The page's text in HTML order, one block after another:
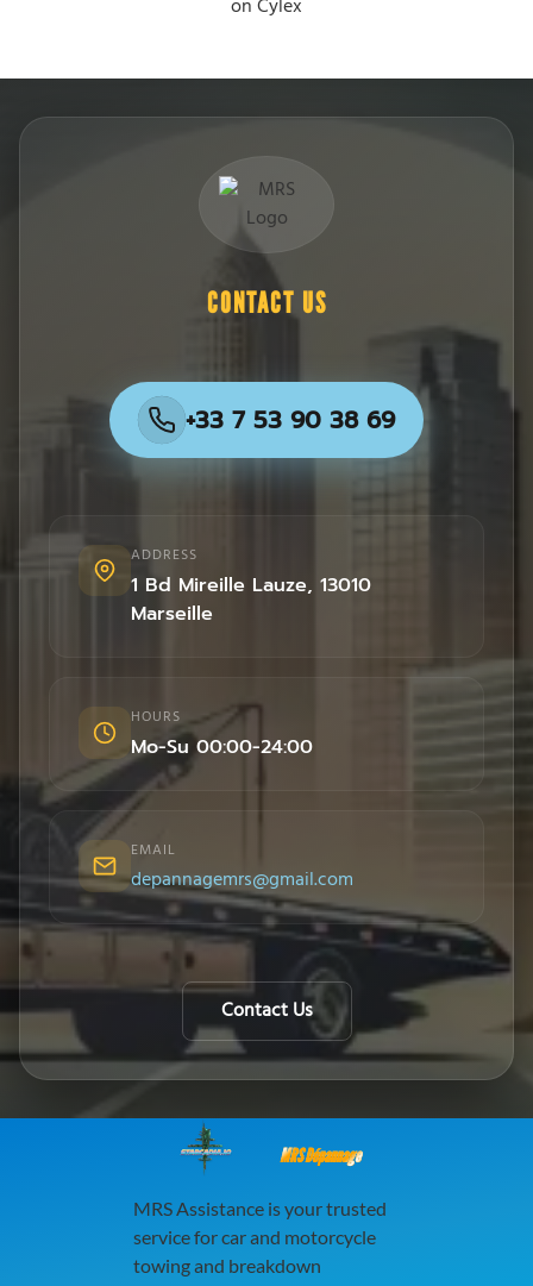
CONTACT US
+33 7 53 90 38 69
ADDRESS
1 Bd Mireille Lauze, 13010
Marseille
HOURS
Mo-Su 00:00-24:00
EMAIL
depannagemrs@gmail.com
Contact Us
MRS Dépannage
MRS Assistance is your trusted
service for car and motorcycle
towing and breakdown